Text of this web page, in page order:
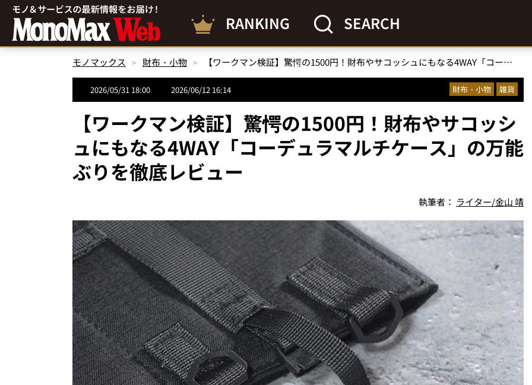
RANKING SEARCH
モノマックス 財布・小物 【ワークマン検証】驚愕の1500円！財布やサコッシュにもなる4WAY「コーデュラマルチケース」の万能ぶりを徹底レビュー
2026/05/31 18:00 2026/06/12 16:14 財布・小物 雑貨
【ワークマン検証】驚愕の1500円！財布やサコッシ
ュにもなる4WAY「コーデュラマルチケース」の万能
ぶりを徹底レビュー
執筆者： ライター/金山 靖